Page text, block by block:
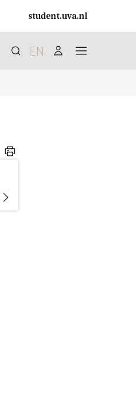
student.uva.nl
Zoeksearch
EN user menu
print